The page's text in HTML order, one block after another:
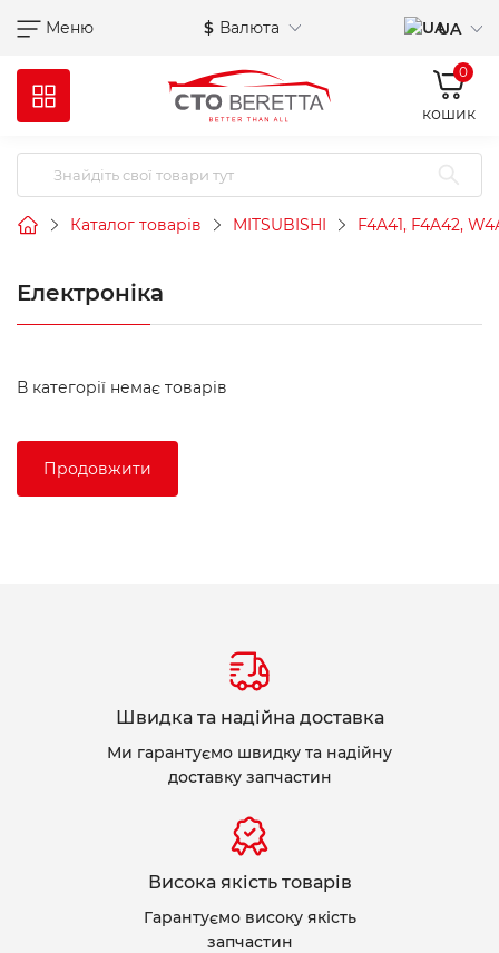
Меню $ Валюта UA
0
кошик
Каталог товарів MITSUBISHI F4A41, F4A42,
Електроніка
В категорії немає товарів
Продовжити
Швидка та надійна доставка
Ми гарантуємо швидку та надійну
доставку запчастин
Висока якість товарів
Гарантуємо високу якість
запчастин